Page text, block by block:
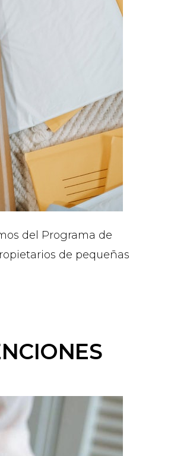
del Programa de
de pequeñas